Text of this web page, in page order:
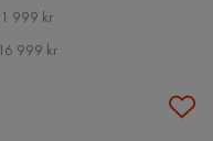
999 kr
999 kr